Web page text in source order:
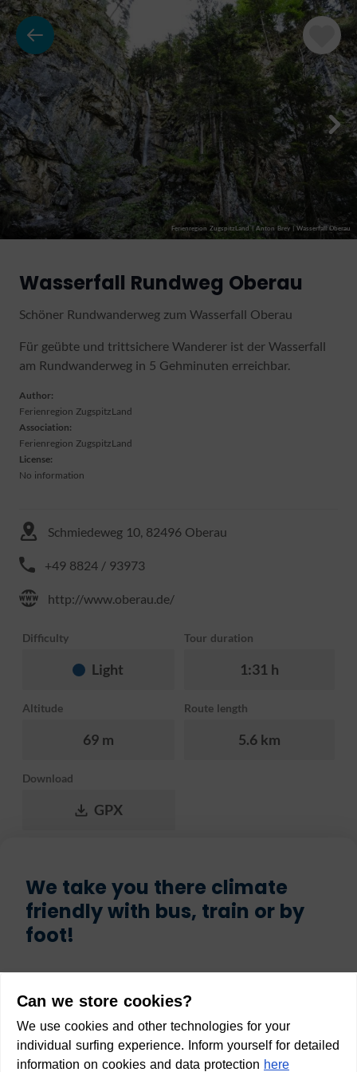
Ferienregion ZugspitzLand | Anton Brey |Wasserfall Oberau
Wasserfall Rundweg Oberau
Schöner Rundwanderweg zum Wasserfall Oberau
Für geübte und trittsichere Wanderer ist der Wasserfall
am Rundwanderweg in 5 Gehminuten erreichbar.
Author:
Ferienregion ZugspitzLand
Association:
Ferienregion ZugspitzLand
License:
No information
Schmiedeweg 10, 82496 Oberau
+49 8824 / 93973
http://www.oberau.de/
Difficulty
Light
Tour duration
1:31 h
Altitude
69 m
Route length
5.6 km
Download
GPX
We take you there climate
friendly with bus, train or by
foot!
Can we store cookies?
We use cookies and other technologies for your
individual surfing experience. Inform yourself for detailed
information on cookies and data protection here